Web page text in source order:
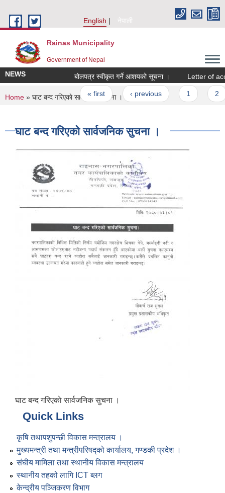
English
नेपाली
Rainas Municipality
Government of Nepal
NEWS बोलपत्र स्वीकृत गर्ने आशयको सूचना । Letter of
Pages
« first ‹ previous
You are here
Home » घाट बन्द गरिएकाे सार्वजनिक सुचना ।
घाट बन्द गरिएकाे सार्वजनिक सुचना ।
घाट बन्द गरिएकाे सार्वजनिक सुचना ।
Quick Links
कृषि तथापशुपन्छी विकास मन्त्रालय ।
मुख्यमन्त्री तथा मन्त्रीपरिषद्को कार्यालय, गण्डकी प्रदेश ।
संघीय मामिला तथा स्थानीय विकास मन्त्रालय
स्थानीय तहको लागि ICT ब्लग
केन्द्रीय पञ्जिकरण विभाग